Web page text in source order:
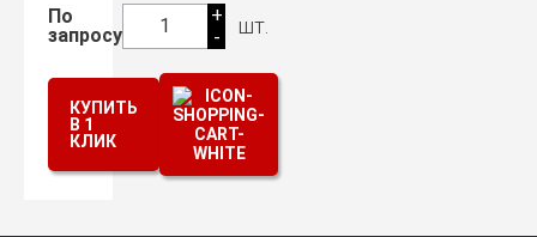
По
запросу
1
+
-
шт.
КУПИТЬ
В 1
КЛИК